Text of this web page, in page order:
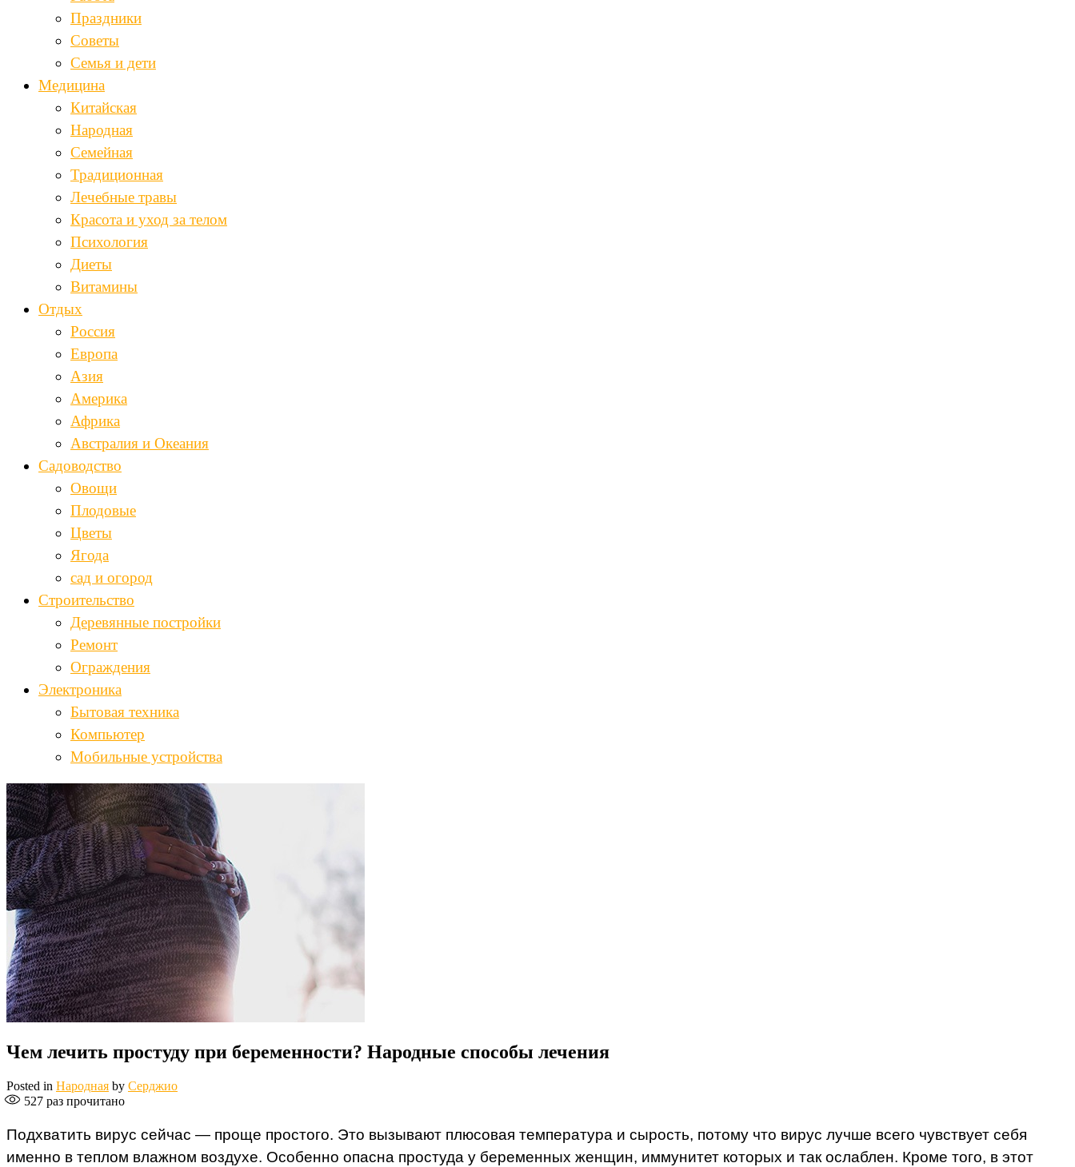
Праздники
Советы
Семья и дети
Медицина
Китайская
Народная
Семейная
Традиционная
Лечебные травы
Красота и уход за телом
Психология
Диеты
Витамины
Отдых
Россия
Европа
Азия
Америка
Африка
Австралия и Океания
Садоводство
Овощи
Плодовые
Цветы
Ягода
сад и огород
Строительство
Деревянные постройки
Ремонт
Ограждения
Электроника
Бытовая техника
Компьютер
Мобильные устройства
Чем лечить простуду при беременности? Народные способы лечения
Posted in Народная by Серджио
527 раз прочитано
Подхватить вирус сейчас — проще простого. Это вызывают плюсовая температура и сырость, потому что вирус лучше всего чувствует себя
именно в теплом влажном воздухе. Особенно опасна простуда у беременных женщин, иммунитет которых и так ослаблен. Кроме того, в этот